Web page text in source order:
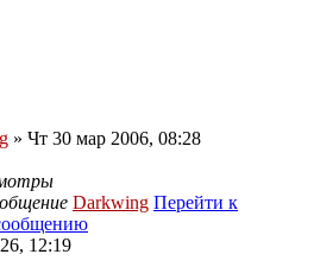
» Чт 30 мар 2006, 08:28
Darkwing Перейти к
12:19